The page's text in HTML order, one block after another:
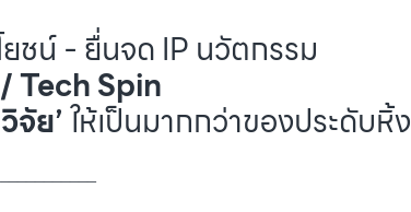
ยชน์ - ยื่นจด IP นวัตกรรม
Tech Spin
จัย’ให้เป็นมากกว่าของประดับหิ้ง